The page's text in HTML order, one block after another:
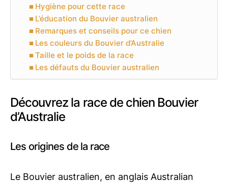
Hygiène pour cette race
L’éducation du Bouvier australien
Remarques et conseils pour ce chien
Les couleurs du Bouvier d’Australie
Taille et le poids de la race
Les défauts du Bouvier australien
Découvrez la race de chien Bouvier
d’Australie
Les origines de la race
Le Bouvier australien, en anglais Australian